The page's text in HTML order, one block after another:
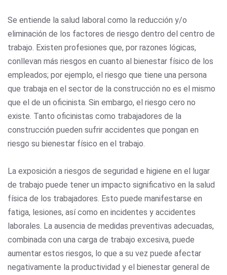
Se entiende la salud laboral como la reducción y/o
eliminación de los factores de riesgo dentro del centro de
trabajo. Existen profesiones que, por razones lógicas,
conllevan más riesgos en cuanto al bienestar físico de los
empleados; por ejemplo, el riesgo que tiene una persona
que trabaja en el sector de la construcción no es el mismo
que el de un oficinista. Sin embargo, el riesgo cero no
existe. Tanto oficinistas como trabajadores de la
construcción pueden sufrir accidentes que pongan en
riesgo su bienestar físico en el trabajo.
La exposición a riesgos de seguridad e higiene en el lugar
de trabajo puede tener un impacto significativo en la salud
física de los trabajadores. Esto puede manifestarse en
fatiga, lesiones, así como en incidentes y accidentes
laborales. La ausencia de medidas preventivas adecuadas,
combinada con una carga de trabajo excesiva, puede
aumentar estos riesgos, lo que a su vez puede afectar
negativamente la productividad y el bienestar general de